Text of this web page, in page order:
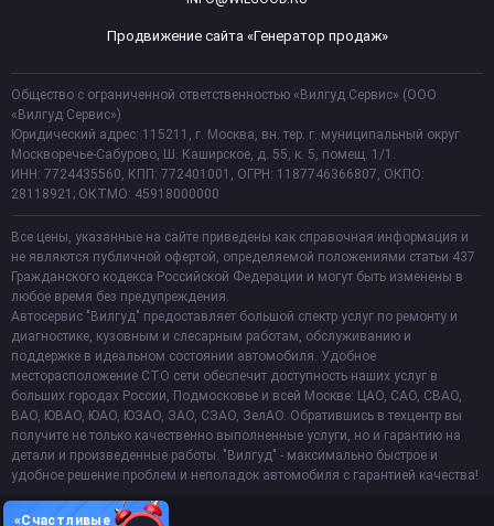
Продвижение сайта «Генератор продаж»
Общество с ограниченной ответственностью «Вилгуд Сервис» (ООО
«Вилгуд Сервис»)
Юридический адрес: 115211, г. Москва, вн. тер. г. муниципальный округ
Москворечье-Сабурово, Ш. Каширское, д. 55, к. 5, помещ. 1/1.
ИНН: 7724435560, КПП: 772401001, ОГРН: 1187746366807, ОКПО:
28118921; ОКТМО: 45918000000
Все цены, указанные на сайте приведены как справочная информация и
не являются публичной офертой, определяемой положениями статьи 437
Гражданского кодекса Российской Федерации и могут быть изменены в
любое время без предупреждения.
Автосервис "Вилгуд" предоставляет большой спектр услуг по ремонту и
диагностике, кузовным и слесарным работам, обслуживанию и
поддержке в идеальном состоянии автомобиля. Удобное
месторасположение СТО сети обеспечит доступность наших услуг в
больших городах России, Подмосковье и всей Москве: ЦАО, САО, СВАО,
ВАО, ЮВАО, ЮАО, ЮЗАО, ЗАО, СЗАО, ЗелАО. Обратившись в техцентр вы
получите не только качественно выполненные услуги, но и гарантию на
детали и произведенные работы. "Вилгуд" - максимально быстрое и
удобное решение проблем и неполадок автомобиля с гарантией качества!
«Счастливые